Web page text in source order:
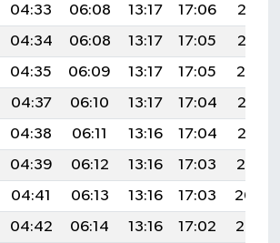
04:33 06:08 13:17 17:06
20:16
04:34 06:08 13:17 17:05
20:15
04:35 06:09 13:17 17:05
20:14
04:37 06:10 13:17 17:04
20:13
04:38 06:11 13:16 17:04
20:12
04:39 06:12 13:16 17:03
20:10
04:41 06:13 13:16 17:03
20:09
04:42 06:14 13:16 17:02
20:08